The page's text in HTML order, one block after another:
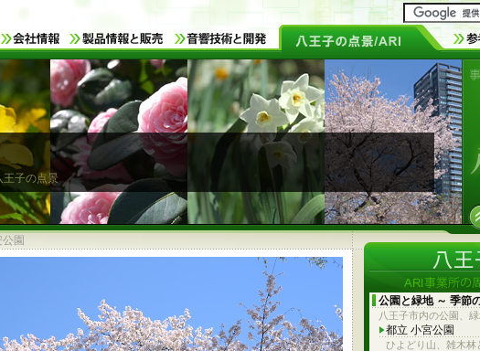
王子の点景
園
公園と緑地 ～ 季節
八王子市内の公園、
都立 小宮公園
ひよどり山、雑木